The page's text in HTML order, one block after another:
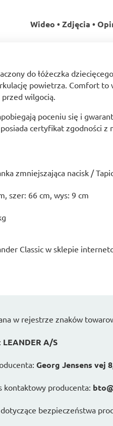
Wideo • Zdjęcia •
do łóżeczka
powietrza. Comfort
wilgocią.
poceniu się i
certyfikat zgodności z
zmniejszająca nacisk /
szer: 66 cm, wys: 9 cm
Classic w sklepie
w rejestrze znaków
LEANDER A/S
Georg Jensens vej
kontaktowy producenta:
bezpieczeństwa